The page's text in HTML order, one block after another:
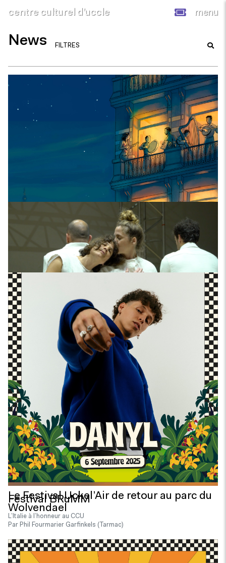
centre culturel d’uccle menu
News FILTRES
Festival BRuMM
L’Italie à l’honneur au CCU
Secrets
Le Festival Uckel’Air de retour au parc du
Wolvendael
Par Phil Fourmarier Garfinkels (Tarmac)